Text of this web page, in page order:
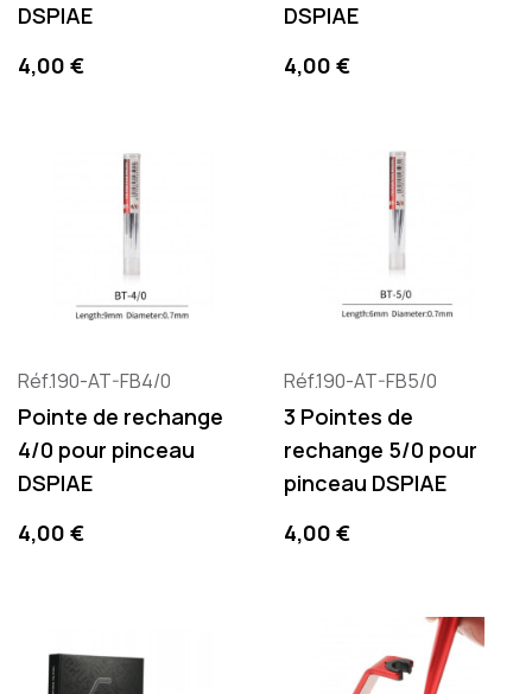
DSPIAE
Prix
4,00 €
DSPIAE
Prix
4,00 €
Réf.190-AT-FB4/0
Pointe de rechange
4/0 pour pinceau
DSPIAE
Prix
4,00 €
Réf.190-AT-FB5/0
3 Pointes de
rechange 5/0 pour
pinceau DSPIAE
Prix
4,00 €